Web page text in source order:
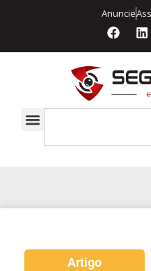
Anuncie
Artigo